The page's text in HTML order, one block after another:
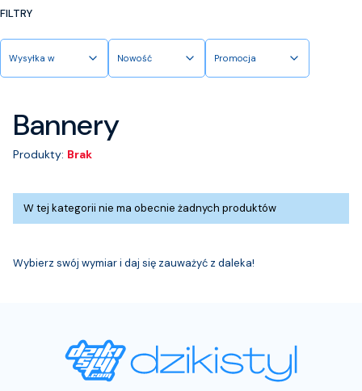
FILTRY
Wysyłka w Nowość Promocja
Bannery
Produkty: Brak
Lista produktów
W tej kategorii nie ma obecnie żadnych produktów
Wybierz swój wymiar i daj się zauważyć z daleka!